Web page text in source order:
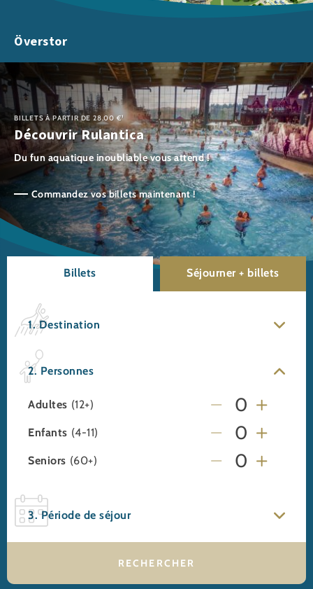
Överstor
BILLETS À PARTIR DE 28,00 €¹
Découvrir Rulantica
Du fun aquatique inoubliable vous attend !
Commandez vos billets maintenant !
Billets Séjourner + billets
1. Destination
2. Personnes
Adultes (12+)
Enfants (4-11)
Seniors (60+)
3. Période de séjour